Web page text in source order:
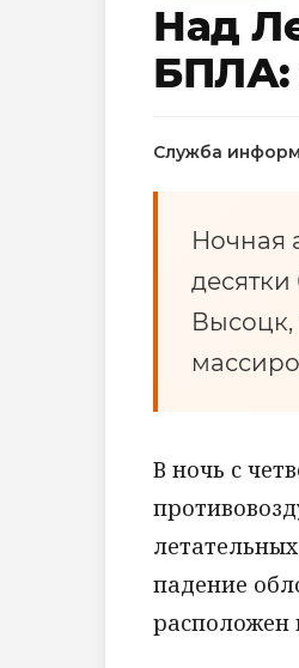
Над
БПЛА:
Служба
Ночная
Высоцк,
В ночь с
падение
расположен